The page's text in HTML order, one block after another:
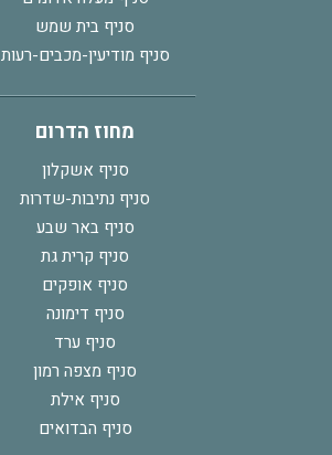
סניף בית שמש
סניף מודיעין-מכבים-רעות
מחוז הדרום
סניף אשקלון
סניף נתיבות-שדרות
סניף באר שבע
סניף קרית גת
סניף אופקים
סניף דימונה
סניף ערד
סניף מצפה רמון
סניף אילת
סניף הבדואים